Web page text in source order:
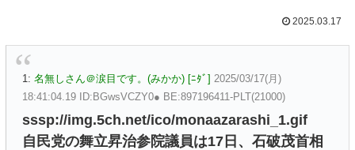
2025.03.17
1: 名無しさん＠涙目です。(みかか) [ﾆﾀﾞ] 2025/03/17(月)
18:41:04.19 ID:BGwsVCZY0● BE:897196411-PLT(21000)
sssp://img.5ch.net/ico/monaazarashi_1.gif
自民党の舞立昇治参院議員は17日、石破茂首相